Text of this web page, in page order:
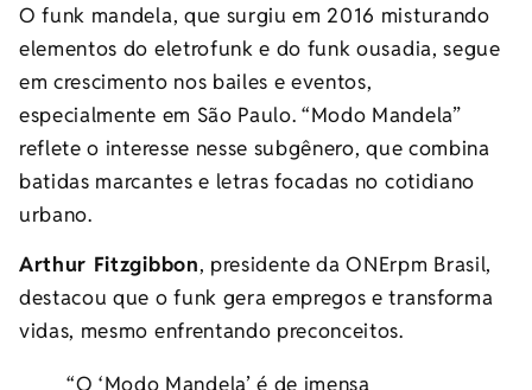
O funk mandela, que surgiu em 2016 misturando
elementos do eletrofunk e do funk ousadia, segue
em crescimento nos bailes e eventos,
especialmente em São Paulo. “Modo Mandela”
reflete o interesse nesse subgênero, que combina
batidas marcantes e letras focadas no cotidiano
urbano.
Arthur Fitzgibbon, presidente da ONErpm Brasil,
destacou que o funk gera empregos e transforma
vidas, mesmo enfrentando preconceitos.
“O ‘Modo Mandela’ é de imensa